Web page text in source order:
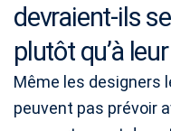
devraient-ils
plutôt qu’à
Même les designers
peuvent pas prévoir